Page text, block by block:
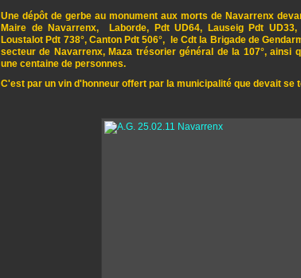
Une dépôt de gerbe au monument aux morts de Navarrenx
Maire de Navarrenx, Laborde, Pdt UD64, Lauseig Pdt
Loustalot Pdt 738°, Canton Pdt 506°, le Cdt la Brigade de
secteur de Navarrenx, Maza trésorier général de la 107°, ainsi
une centaine de personnes.
C'est par un vin d'honneur offert par la municipalité que devait se